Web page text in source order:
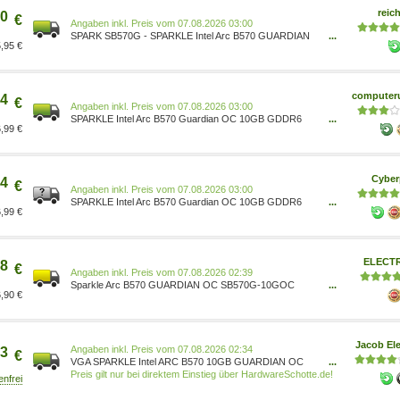
€
€
Preis vom 07.08.2026 03:00
SPARK SB570G - SPARKLE Intel Arc B570 GUARDIAN
...
€
€
Preis vom 07.08.2026 03:00
SPARKLE Intel Arc B570 Guardian OC 10GB GDDR6
...
€
€
Preis vom 07.08.2026 03:00
SPARKLE Intel Arc B570 Guardian OC 10GB GDDR6
...
€
€
Preis vom 07.08.2026 02:39
Sparkle Arc B570 GUARDIAN OC SB570G-10GOC
...
€
Preis vom 07.08.2026 02:34
VGA SPARKLE Intel ARC B570 10GB GUARDIAN OC
(Battlemage Lineup) (SB570G-10GOC)
...
Preis gilt nur bei direktem Einstieg über HardwareSchotte.de!
Jacob